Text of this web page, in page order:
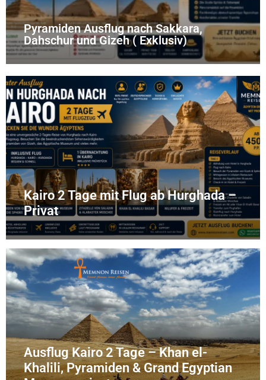
Pyramiden Ausflug nach Sakkara,
Dahschur und Gizeh ( Exklusiv)
Kairo 2 Tage mit Flug ab Hurghada –
Privat
Ausflug Kairo 2 Tage – Khan el-
Khalili, Pyramiden & Grand Egyptian